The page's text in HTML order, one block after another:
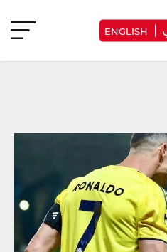
ENGLISH